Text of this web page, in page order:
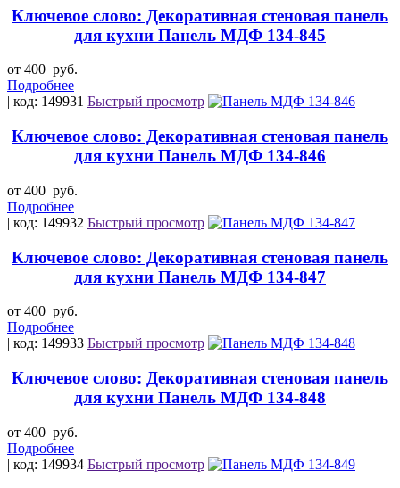
Ключевое слово: Декоративная стеновая панель
для кухни Панель МДФ 134-845
от 400 руб.
Подробнее
| код: 149931 Быстрый просмотр
Ключевое слово: Декоративная стеновая панель
для кухни Панель МДФ 134-846
от 400 руб.
Подробнее
| код: 149932 Быстрый просмотр
Ключевое слово: Декоративная стеновая панель
для кухни Панель МДФ 134-847
от 400 руб.
Подробнее
| код: 149933 Быстрый просмотр
Ключевое слово: Декоративная стеновая панель
для кухни Панель МДФ 134-848
от 400 руб.
Подробнее
| код: 149934 Быстрый просмотр